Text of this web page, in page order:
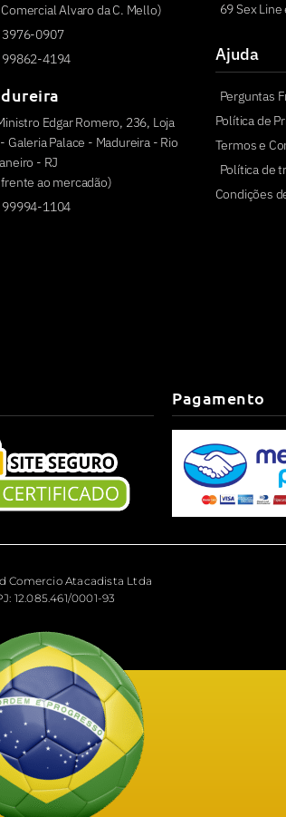
Alvaro da C. Mello)
3976-0907
99862-4194
Edgar Romero, 236, Loja
Galeria Palace - Madureira - Rio
- RJ
ao mercadão)
99994-1104
69 Sex
Ajuda
Perguntas
Política de
Termos e
Política de
Condições
Pagamento
Comercio Atacadista Ltda
12.085.461/0001-93